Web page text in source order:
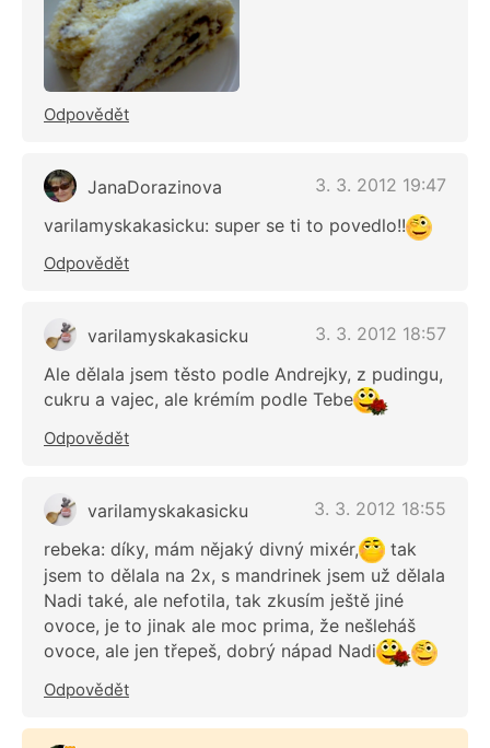
Odpovědět
JanaDorazinova
3. 3. 2012 19:47
varilamyskakasicku: super se ti to povedlo!!
Odpovědět
varilamyskakasicku
3. 3. 2012 18:57
Ale dělala jsem těsto podle Andrejky, z pudingu,
cukru a vajec, ale krémím podle Tebe
Odpovědět
varilamyskakasicku
3. 3. 2012 18:55
rebeka: díky, mám nějaký divný mixér,
tak
jsem to dělala na 2x, s mandrinek jsem už dělala
Nadi také, ale nefotila, tak zkusím ještě jiné
ovoce, je to jinak ale moc prima, že nešleháš
ovoce, ale jen třepeš, dobrý nápad Nadi
Odpovědět